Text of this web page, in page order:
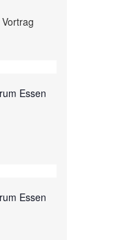
Vortrag
Essen
Essen